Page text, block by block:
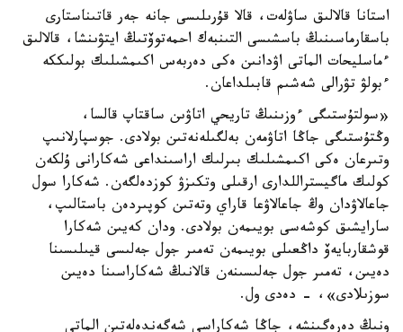
استانا قالالىق ساۋلەت، قالا قۇرىلىسى جانە جەر قاتىناستارى
باسقارماسىنىڭ باسشىسى التىنبەك احمەتوۆتىڭ ايتۋىنشا، قالالىق
ءماسليحات الماتى اۋدانىن ەكى دەربەس اكىمشىلىك بولىككە
ءبولۋ تۋرالى شەشىم قابىلداعان.
«سولتۇستىگى ءوزىنىڭ تاريحي اتاۋىن ساقتاپ قالسا،
وڭتۇستىگى جاڭا اتاۋمەن بەلگىلەنەتىن بولادى. جوسپارلانىپ
وتىرعان ەكى اكىمشىلىك بىرلىك اراسىنداعى شەكارانى ۇلكەن
كولىك ماگيستراللدارى ارقىلى وتكىزۋ كوزدەلگەن. شەكارا سول
جاعالاۋدان وڭ جاعالاۋعا قاراي وتەتىن كوپىردەن باستالىپ،
سارايشىق كوشەسى بويىمەن بولادى. ودان كەيىن شەكارا
قوشقاربايەۆ داڭعىلى بويىمەن تەمىر جول جەلىسى قيىلىسىنا
دەيىن، تەمىر جول جەلىسىنەن قالانىڭ شەكاراسىنا دەيىن
سوزىلادى»، - دەدى ول.